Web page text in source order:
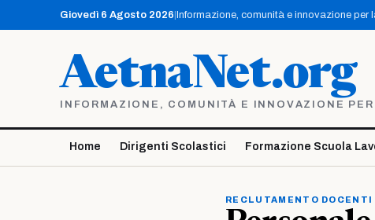
contenuto
Giovedì 6 Agosto 2026 Informazione, comunità e innovazione
AetnaNet.org
INFORMAZIONE, COMUNITÀ E INNOVAZIONE
Home Dirigenti Scolastici Formazione Scuola
RECLUTAMENTO DOCENTI